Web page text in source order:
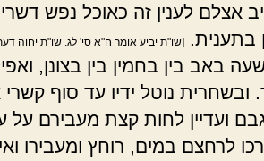
אצלם לענין זה כאוכל נפש דשרי
בתענית.
[שו"ת יביע אומר ח"א סי' לג. שו"ת יחוה
באב בין בחמין בין בצונן,
ובשחרית נוטל ידיו עד סוף קשרי
ועדיין לחות קצת מעבירם על
לרחצם במים, רוחץ ומעבירו